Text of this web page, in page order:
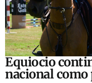
Equiocio
nacional